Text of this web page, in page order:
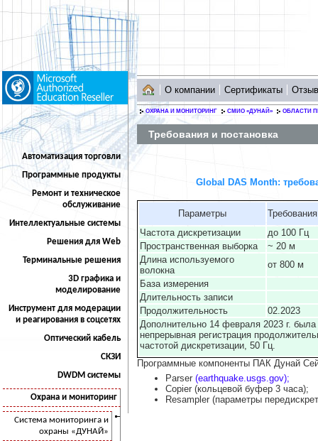
Автоматизация торговли
Программные продукты
Ремонт и техническое
обслуживание
Интеллектуальные системы
Решения для Web
Терминальные решения
3D графика и
моделирование
Инструмент для модерации
и реагирования в соцсетях
Оптический кабель
СКЗИ
DWDM системы
Охрана и мониторинг
Система мониторинга и
охраны «ДУНАЙ»
О компании Сертификаты
ОХРАНА И МОНИТОРИНГ СМИО «ДУНАЙ» ОБЛАСТИ
Требования и постановка
Global DAS Month:
Параметры
Требования
Частота дискретизации
до 100 Гц
Пространственная выборка
~ 20 м
Длина используемого
волокна
от 800 м
База измерения
Длительность записи
Продолжительность
02.2023
Дополнительно 14 февраля 2023 г. была
непрерывная регистрация
частотой дискретизации, 50 Гц.
Программные компоненты ПАК Дунай
Parser (earthquake.usgs.gov);
Copier (кольцевой буфер 3 часа);
Resampler (параметры